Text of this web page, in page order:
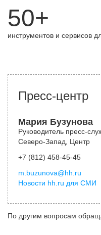
50+
инструментов и сервисов
Пресс-центр
Мария Бузунова
Руководитель пресс-
Северо-Запад, Центр
+7 (812) 458-45-45
m.buzunova@hh.ru
Новости hh.ru для СМИ
По другим вопросам